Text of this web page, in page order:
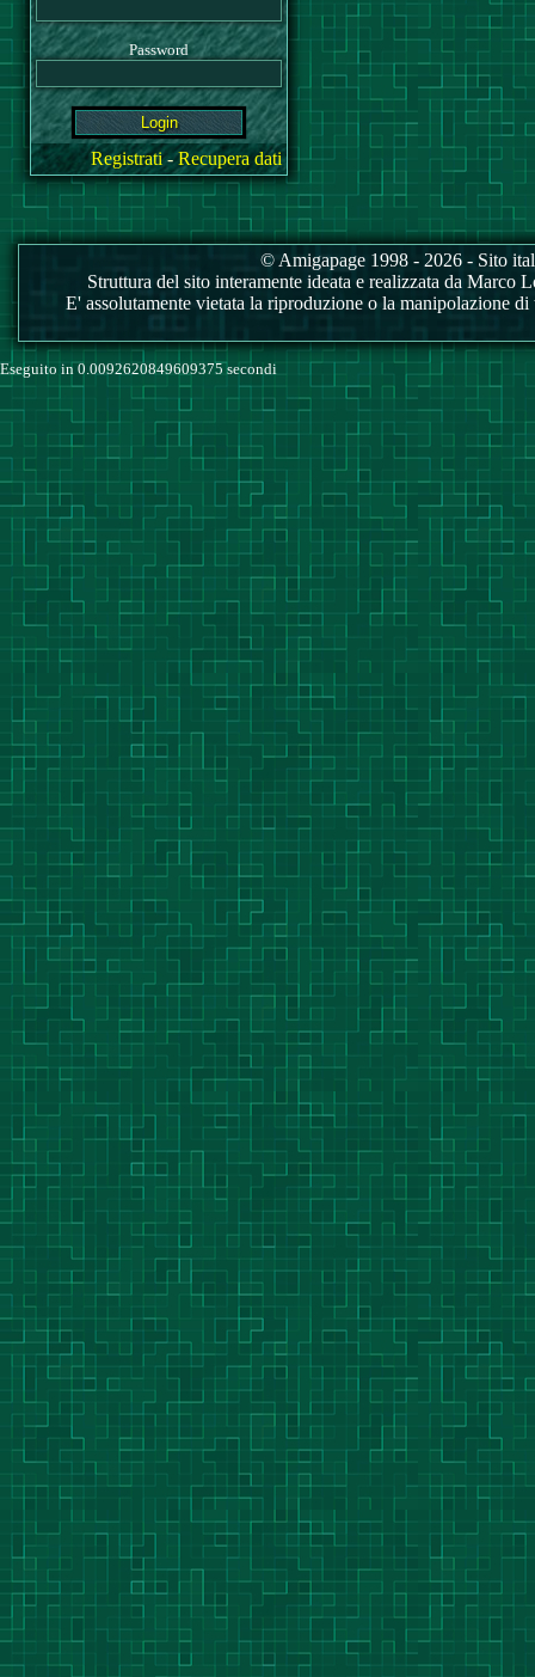
Password
Registrati-Recupera dati
© Amigapage 1998 - 2026 - Sito
Struttura del sito interamente ideata e realizzata da
E' assolutamente vietata la riproduzione o la manipolazione
Eseguito in 0.0092620849609375 secondi